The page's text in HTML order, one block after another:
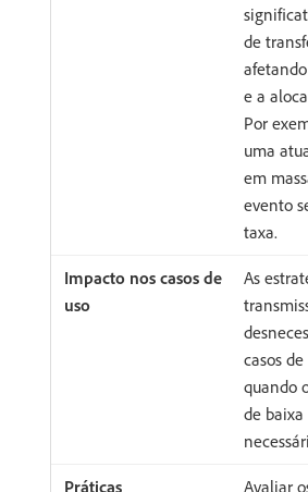
de
e a
Por
uma
em
evento
taxa.
As
casos
quando
de
Avaliar